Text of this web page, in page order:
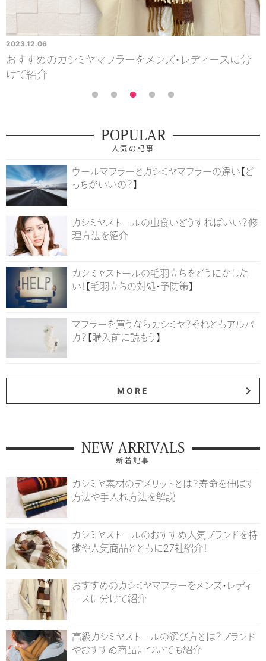
2023.12.06
おすすめのカシミヤマフラーをメンズ・レディースに分
けて紹介
POPULAR
人気の記事
ウールマフラーとカシミヤマフラーの違い【ど
っちがいいの？】
カシミヤストールの虫食いどうすればいい？修
理方法を紹介
カシミヤストールの毛羽立ちをどうにかした
い！【毛羽立ちの対処・予防策】
マフラーを買うならカシミヤ？それともアルパ
カ？【購入前に読もう】
MORE
NEW ARRIVALS
新着記事
カシミヤ素材のデメリットとは？寿命を伸ばす
方法や手入れ方法を解説
カシミヤストールのおすすめ人気ブランドを特
徴や人気商品とともに27社紹介！
おすすめのカシミヤマフラーをメンズ・レディ
ースに分けて紹介
高級カシミヤストールの選び方とは？ブランド
やおすすめ商品についても紹介